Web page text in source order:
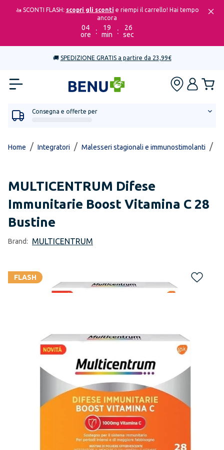
🚤 SCONTI FLASH: scopri gli sconti e riempi il carrello! Hai tempo
ancora
04
ore
:
19
min
:
26
sec
🚚 SPEDIZIONE GRATIS a partire da 23,99€
Consegna e offerte per
Home / Integratori / Malesseri stagionali e immunostimolanti /
MULTICENTRUM Difese
Immunitarie Boost Vitamina C 28
Bustine
Brand: MULTICENTRUM
FLASH